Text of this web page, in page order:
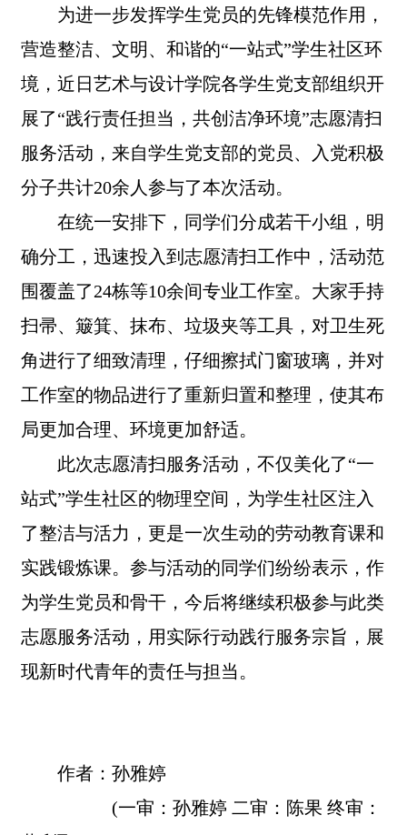
为进一步发挥学生党员的先锋模范作用，
营造整洁、文明、和谐的“一站式”学生社区环
境，近日艺术与设计学院各学生党支部组织开
展了“践行责任担当，共创洁净环境”志愿清扫
服务活动，来自学生党支部的党员、入党积极
分子共计20余人参与了本次活动。
在统一安排下，同学们分成若干小组，明
确分工，迅速投入到志愿清扫工作中，活动范
围覆盖了24栋等10余间专业工作室。大家手持
扫帚、簸箕、抹布、垃圾夹等工具，对卫生死
角进行了细致清理，仔细擦拭门窗玻璃，并对
工作室的物品进行了重新归置和整理，使其布
局更加合理、环境更加舒适。
此次志愿清扫服务活动，不仅美化了“一
站式”学生社区的物理空间，为学生社区注入
了整洁与活力，更是一次生动的劳动教育课和
实践锻炼课。参与活动的同学们纷纷表示，作
为学生党员和骨干，今后将继续积极参与此类
志愿服务活动，用实际行动践行服务宗旨，展
现新时代青年的责任与担当。
作者：孙雅婷
(一审：孙雅婷 二审：陈果 终审：